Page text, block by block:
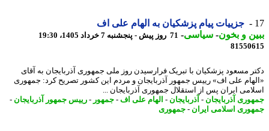
جزییات پیام پزشکیان به الهام علی اف
و بخون-سیاسی-71 روز پیش - پنجشنبه 7 خرداد 1405، 19:30
مسعود پزشکیان با تبریک فرارسیدن روز ملی جمهوری آذربایجان به آقای
علی اف» رییس جمهور آذربایجان و مردم این کشور تصریح کرد: جمهوری
ایران پس از استقلال جمهوری آذربایجان ...
آذربایجان-آذربایجان-الهام علی اف- جمهور-رییس جمهور آذربایجان-
اسلامی ایران - جمهوری